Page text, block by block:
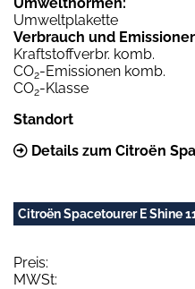
Umweltplakette
Verbrauch und
Kraftstoffverbr. komb.
CO2-Emissionen komb.
CO2-Klasse
Standort
Details zum Citroën
Citroën Spacetourer E Shine
Preis:
MWSt: